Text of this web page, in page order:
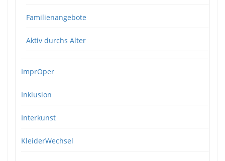
Familienangebote
Aktiv durchs Alter
ImprOper
Inklusion
Interkunst
KleiderWechsel